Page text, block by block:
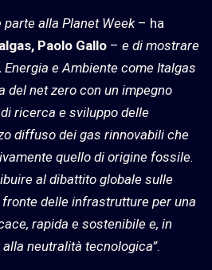
parte alla Planet Week– ha
Paolo Gallo – e di mostrare
e Ambiente come Italgas
del net zero con un impegno
ricerca e sviluppo delle
diffuso dei gas rinnovabili che
quello di origine fossile.
al dibattito globale sulle
delle infrastrutture per una
rapida e sostenibile e, in
neutralità tecnologica”.